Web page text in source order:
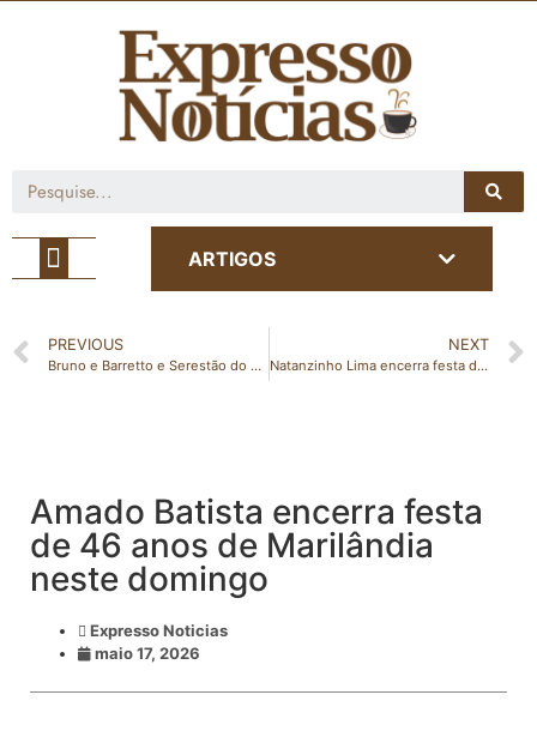
ARTIGOS
PREVIOUS
Bruno e Barretto e Serestão do Zé prometem agitar São Gabriel neste sábado
NEXT
Natanzinho Lima encerra festa de São Gabriel da Palha neste domingo
Amado Batista encerra festa
de 46 anos de Marilândia
neste domingo
Expresso Noticias
maio 17, 2026